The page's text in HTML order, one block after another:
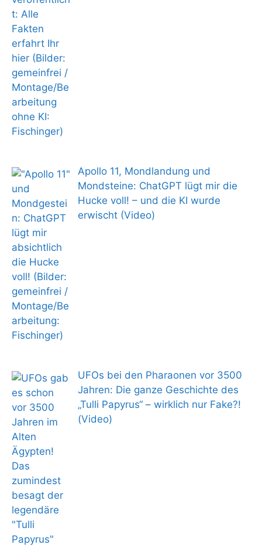
Apollo 11, Mondlandung und
Mondsteine: ChatGPT lügt mir die
Hucke voll! – und die KI wurde
erwischt (Video)
UFOs bei den Pharaonen vor 3500
Jahren: Die ganze Geschichte des
„Tulli Papyrus“ – wirklich nur Fake?!
(Video)